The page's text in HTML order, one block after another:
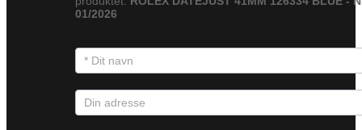
01/2026